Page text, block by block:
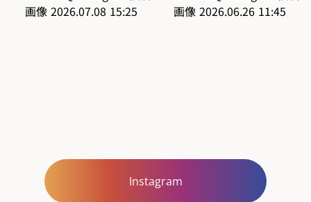
Instagram